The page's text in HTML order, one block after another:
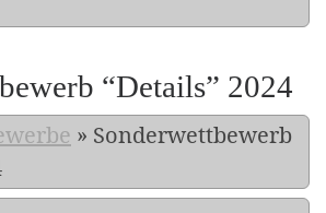
“Details” 2024
» Sonderwettbewerb